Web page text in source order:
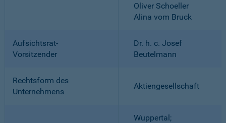
Oliver Schoeller
Alina vom Bruck
Aufsichtsrat-
Vorsitzender
Dr. h. c. Josef
Beutelmann
Rechtsform des
Unternehmens
Aktiengesellschaft
Wuppertal;